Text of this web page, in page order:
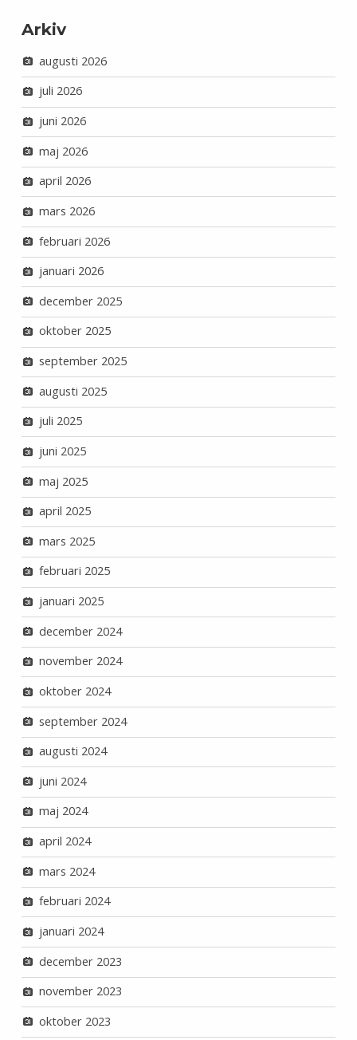
Arkiv
augusti 2026
juli 2026
juni 2026
maj 2026
april 2026
mars 2026
februari 2026
januari 2026
december 2025
oktober 2025
september 2025
augusti 2025
juli 2025
juni 2025
maj 2025
april 2025
mars 2025
februari 2025
januari 2025
december 2024
november 2024
oktober 2024
september 2024
augusti 2024
juni 2024
maj 2024
april 2024
mars 2024
februari 2024
januari 2024
december 2023
november 2023
oktober 2023